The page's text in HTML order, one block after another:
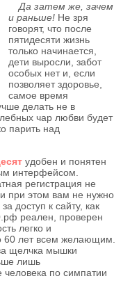
Да затем же, зачем
и раньше! Не зря
говорят, что после
пятидесяти жизнь
только начинается,
дети выросли, забот
особых нет и, если
позволяет здоровье,
самое время
делать не в
чар любви будет
парить над
удобен и понятен
интерфейсом.
регистрация не
при этом вам не нужно
доступ к сайту, как
реален, проверен
легко и
60 лет всем желающим.
щелчка мышки
лишь
человека по симпатии